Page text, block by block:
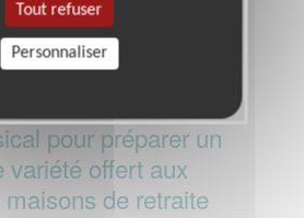
pour préparer un
variété offert aux
de retraite
Tout refuser
Personnaliser